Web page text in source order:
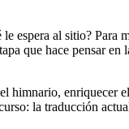
espera al sitio? Para
que hace pensar
enriquecer
la traducción